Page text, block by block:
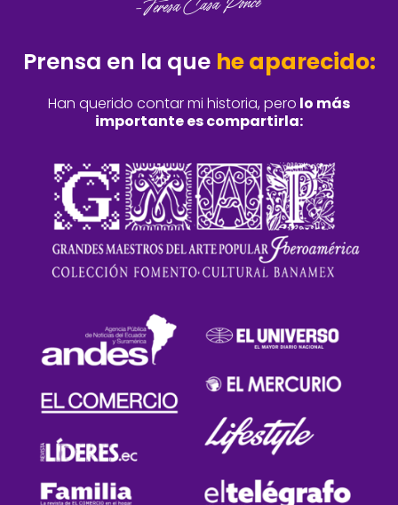
Prensa en la que he aparecido:
Han querido contar mi historia, pero lo más
importante es compartirla: